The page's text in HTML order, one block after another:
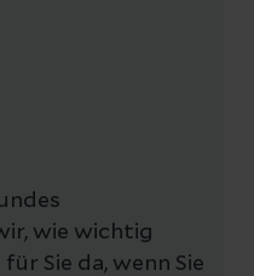
wie wichtig
Sie da, wenn Sie